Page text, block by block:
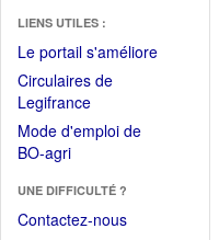
LIENS UTILES :
Le portail s'améliore(Fichier
Circulaires de
Legifrance(Ouvrir
dans
une
fenêtre)
Mode d'emploi de
BO-agri(Ouvrir
une
nouvelle
UNE DIFFICULTÉ ?
Contactez-nous